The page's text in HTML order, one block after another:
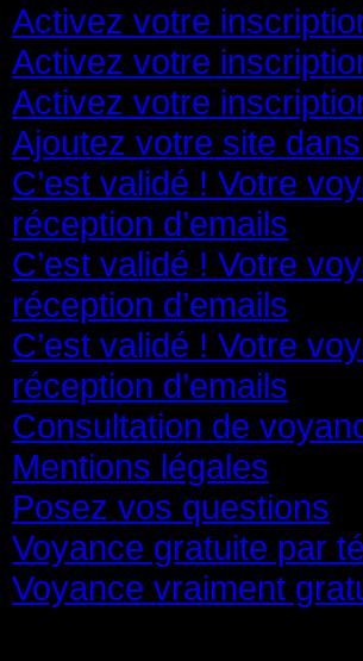
Activez votre
Activez votre
Activez votre
Ajoutez votre site dans
C’est validé ! Votre
réception d’emails
C’est validé ! Votre
réception d’emails
C’est validé ! Votre
réception d’emails
Consultation de
Mentions légales
Posez vos questions
Voyance gratuite par
Voyance vraiment